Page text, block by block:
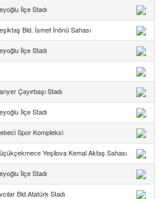
İlçe Stadı
Bld. İsmet İnönü Sahası
İlçe Stadı
Çayırbaşı Stadı
İlçe Stadı
Spor Kompleksi
Yeşilova Kemal Aktaş Sahası
İlçe Stadı
Bld.Atatürk Stadı